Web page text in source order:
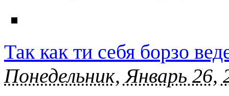
Так как ти себя борзо
Понедельник, Январь